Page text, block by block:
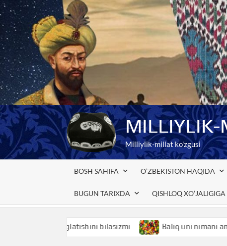
Skip
to
content
MILLIYLIK-
Milliylik-millat ko'zgusi
BOSH SAHIFA O’ZBEKISTON HAQIDA
BUGUN TARIXDA QISHLOQ
anglatishini bilasizmi Baliq uni nimani